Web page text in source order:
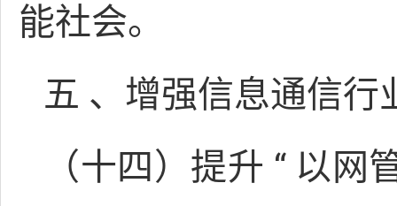
能社会。
五 、增强信息通信行
（十四）提升 “ 以